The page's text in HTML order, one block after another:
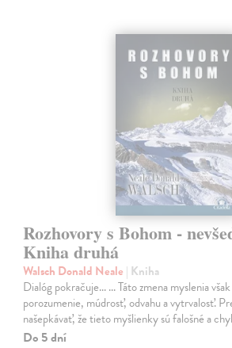
Rozhovory s Bohom -
Kniha druhá
Walsch Donald Neale | Kniha
Dialóg pokračuje... ... Táto zmena myslenia
porozumenie, múdrosť, odvahu a vytrvalosť.
našepkávať, že tieto myšlienky sú falošné a
Do 5 dní